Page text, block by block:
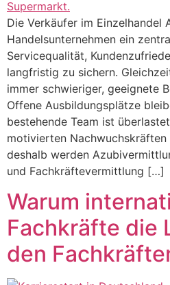
Die Verkäufer im Einzelhandel
Handelsunternehmen ein
Servicequalität,
langfristig zu sichern.
immer schwieriger, geeignete
Offene Ausbildungsplätze
bestehende Team ist
motivierten Nachwuchskräften
deshalb werden
und Fachkräftevermittlung […]
Warum
Fachkräfte die
den